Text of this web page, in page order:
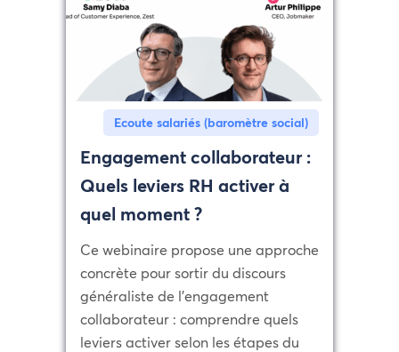
Ecoute salariés (baromètre social)
Engagement collaborateur :
Quels leviers RH activer à
quel moment ?
Ce webinaire propose une approche
concrète pour sortir du discours
généraliste de l'engagement
collaborateur : comprendre quels
leviers activer selon les étapes du